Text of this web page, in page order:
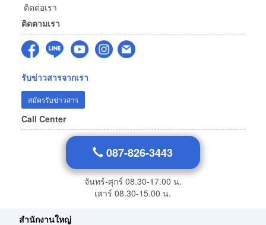
ติดต่อเรา
ติดตามเรา
รับข่าวสารจากเรา
สมัครรับข่าวสาร
Call Center
087-826-3443
จันทร์-ศุกร์ 08.30-17.00 น.
เสาร์ 08.30-15.00 น.
สำนักงานใหญ่